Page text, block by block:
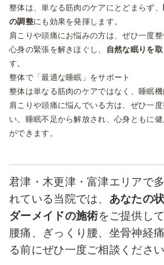
整体は、単なる筋肉のケアにとどまらず、
の調整にも効果を発揮します。
肩こりや頭痛にお悩みの方は、ぜひ一度整
心身の緊張を解きほぐし、 自然な眠りを
す。
整体で「最適な睡眠」をサポート
整体は単なる筋肉のケアではなく、睡眠機
肩こりや頭痛に悩んでいる方は、ぜひ一
い。睡眠不足から解放され、心身ともに
ができます。
君津・木更津・富津エリアで
れている当院では、 あなたの
ダーメイドの施術をご提供して
腰痛、ぎっくり腰、坐骨神経
る前にぜひ一度ご相談ください